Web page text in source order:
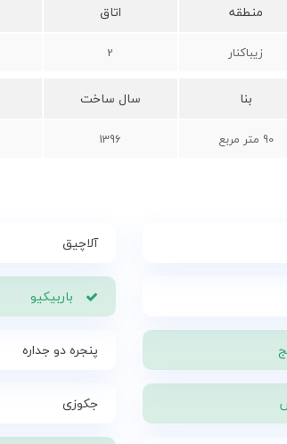
منطقه
زیباکنار
اتاق
2
بنا
90 متر مربع
سال ساخت
1396
آلاچیق
باربیکیو
پنجره دو جداره
جکوزی